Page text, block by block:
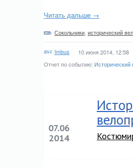
Читать дальше →
Сокольники исторический
Imbus 10 июня 2014, 12:58
Отчет по событию: Исторический
07.06
2014